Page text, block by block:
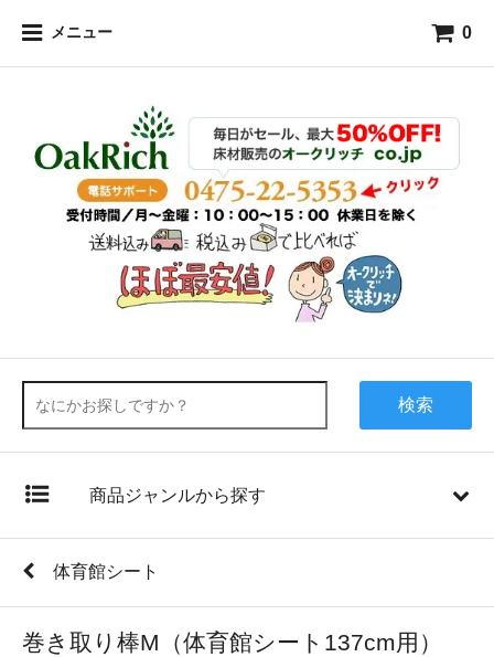
メニュー 0
検索
商品ジャンルから探す
体育館シート
巻き取り棒M（体育館シート137cm用）